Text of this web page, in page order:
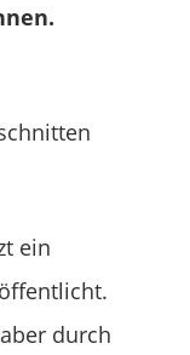
ein
durch